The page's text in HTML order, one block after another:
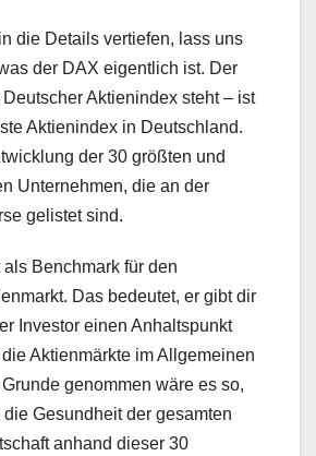
die Details vertiefen, lass uns
der DAX eigentlich ist. Der
Aktienindex steht – ist
Aktienindex in Deutschland.
der 30 größten und
Unternehmen, die an der
gelistet sind.
Benchmark für den
Das bedeutet, er gibt dir
Investor einen Anhaltspunkt
Aktienmärkte im Allgemeinen
genommen wäre es so,
Gesundheit der gesamten
anhand dieser 30